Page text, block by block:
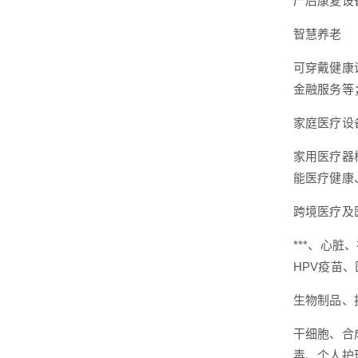
智慧养老
可穿戴健康
金融服务等
家庭医疗设
家用医疗器
能医疗健康
跨境医疗及
***、心脏
HPV疫苗
生物制品、
干细胞、合
毒、个人护